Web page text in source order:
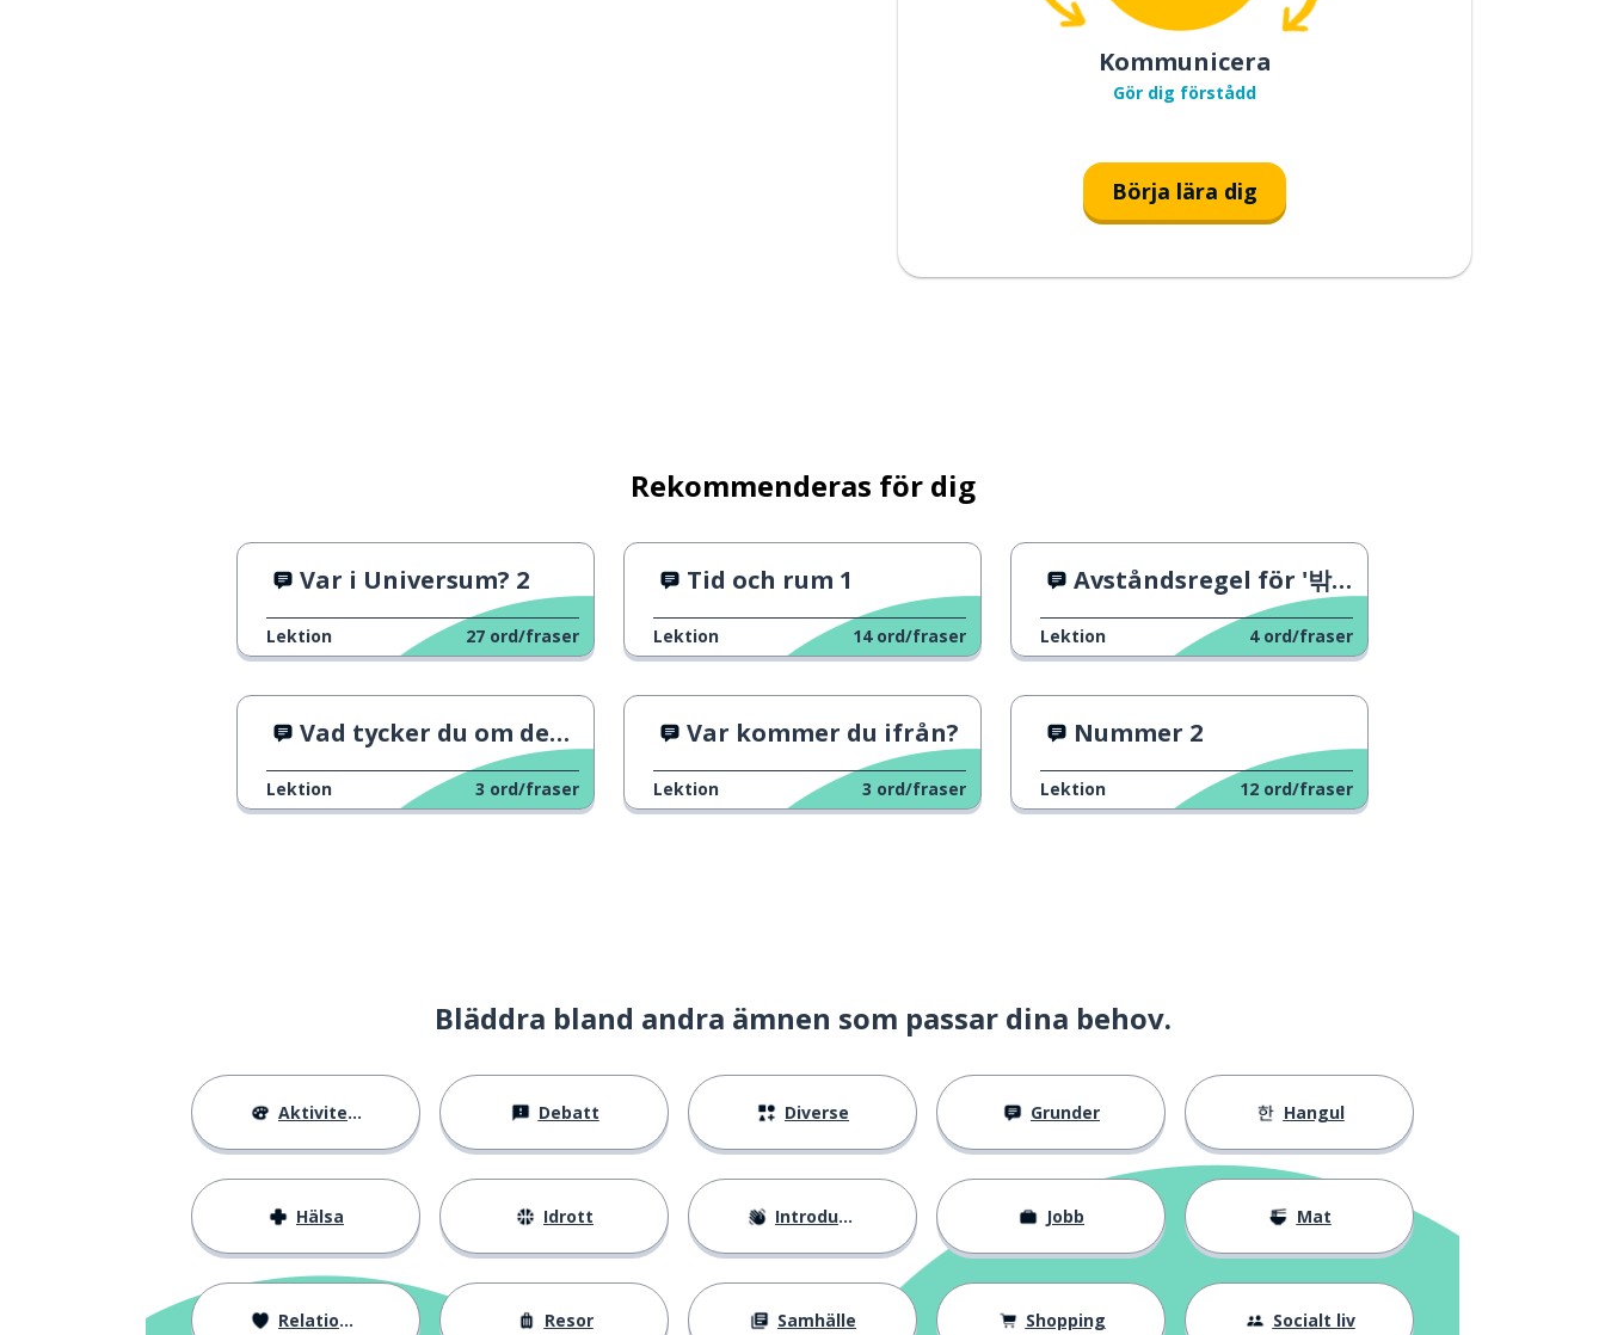
Kommunicera
Gör dig förstådd
Börja lära dig
Rekommenderas för dig
Var i Universum? 2
Lektion 27 ord/fraser
Tid och rum 1
Lektion 14 ord/fraser
Avståndsregel för '밖에'
Lektion 4 ord/fraser
Vad tycker du om detta?
Lektion 3 ord/fraser
Var kommer du ifrån?
Lektion 3 ord/fraser
Nummer 2
Lektion 12 ord/fraser
Bläddra bland andra ämnen som passar dina behov.
Aktiviteter Debatt Diverse Grunder Hangul
Hälsa Idrott Introduktion Jobb Mat
Relationer Resor Samhälle Shopping Socialt liv